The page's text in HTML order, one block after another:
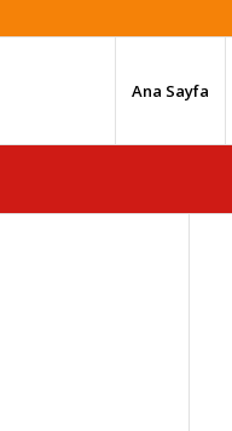
Ana Sayfa